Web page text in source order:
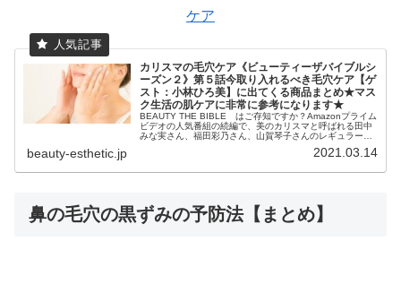
ケア
カリスマの毛穴ケア《ビューティーザバイブルシ
ーズン２》第５話今取り入れるべき毛穴ケア【ゲ
スト：小林ひろ美】に出てくる商品まとめ★マス
ク生活の肌ケアに非常に参考になります★
BEAUTY THE BIBLE はご存知ですか？Amazonプライム
ビデオの人気番組の続編で、美のカリスマと呼ばれる田中
みな実さん、福田彩乃さん、山賀琴子さんのレギュラーMC
beauty-esthetic.jp 2021.03.14
鼻の毛穴の黒ずみの予防法【まとめ】